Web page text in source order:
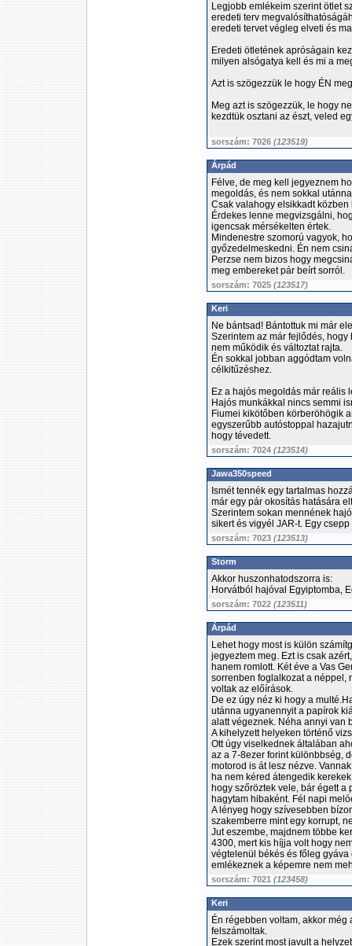
Legjobb emlékeim szerint ötlet
eredeti terv
eredeti tervet végleg elveti és
Eredeti ötletének apróságain
milyen alsógatya kell és mi a
Azt is szögezzük le hogy ÉN
Meg azt is szögezzük, le hogy
kezdtük osztani az észt, veled
sorszám: 7026 (123519)
Árpád
Félve, de meg kell jegyeznem
megoldás, és nem sokkal
Csak valahogy elsikkadt
Érdekes lenne megvizsgálni,
igencsak mérsékelten értek.
Mindenestre szomorú vagyok,
győzedelmeskedni. Én nem
Perzse nem bizos hogy
meg embereket pár beírt sorról.
sorszám: 7025 (123517)
Keri
Ne bántsad! Bántottuk mi már
Szerintem az már fejlődés,
nem működik és változtat rajta.
Én sokkal jobban aggódtam
célkitűzéshez.
Ez a hajós megoldás már reális
Hajós munkákkal nincs semmi
Fiumei kikötőben körberöhögik
egyszerűbb autóstoppal
hogy tévedett.
sorszám: 7024 (123514)
Jawa350speed
Ismét tennék egy tartalmas
már egy pár okosítás hatására
Szerintem sokan mennének
sikert és vigyél JAR-t. Egy
sorszám: 7023 (123513)
Storm
Akkor huszonhatodszorra is:
Horvátból hajóval Egyiptomba,
sorszám: 7022 (123511)
Árpád
Lehet hogy most is külön
jegyeztem meg. Ezt is csak
hanem romlott. Két éve a Vas
sorrenben foglalkozat a néppel,
voltak az előírások.
De ez úgy néz ki hogy a
utánna ugyanennyit a papírok
alatt végeznek. Néha annyi van
A kihelyzett helyeken történő
Ott úgy viselkednek általában
az a 7-8ezer forint különbbség,
motorod is át lesz nézve.
ha nem kéred átengedik
hogy szőröztek vele, bár égett
hagytam hibaként. Fél napi
A lényeg hogy szívesebben
szakemberre mint egy korrupt,
Jut eszembe, majdnem többe
4300, mert kis híjja volt hogy
végtelenül békés és főleg
emlékeznek a képemre nem
sorszám: 7021 (123458)
Keri
Én régebben voltam, akkor
felszámoltak.
Ezek szerint most javult a